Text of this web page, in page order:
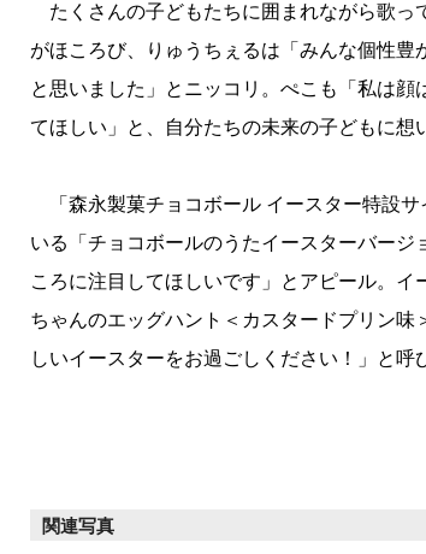
たくさんの子どもたちに囲まれながら歌っ
がほころび、りゅうちぇるは「みんな個性
と思いました」とニッコリ。ぺこも「私は
てほしい」と、自分たちの未来の子どもに想
「森永製菓チョコボール イースター特設
いる「チョコボールのうたイースターバージ
ころに注目してほしいです」とアピール。
ちゃんのエッグハント＜カスタードプリン
しいイースターをお過ごしください！」と呼
関連写真